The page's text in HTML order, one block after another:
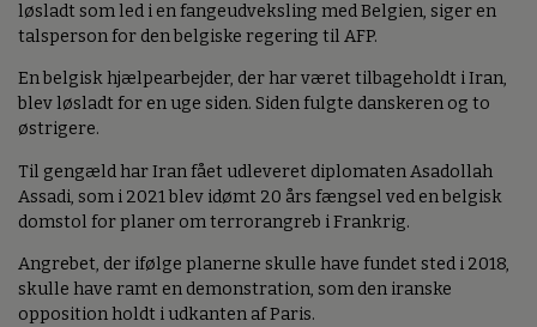
løsladt som led i en fangeudveksling med Belgien, siger en
talsperson for den belgiske regering til AFP.
En belgisk hjælpearbejder, der har været tilbageholdt i Iran,
blev løsladt for en uge siden. Siden fulgte danskeren og to
østrigere.
Til gengæld har Iran fået udleveret diplomaten Asadollah
Assadi, som i 2021 blev idømt 20 års fængsel ved en belgisk
domstol for planer om terrorangreb i Frankrig.
Angrebet, der ifølge planerne skulle have fundet sted i 2018,
skulle have ramt en demonstration, som den iranske
opposition holdt i udkanten af Paris.